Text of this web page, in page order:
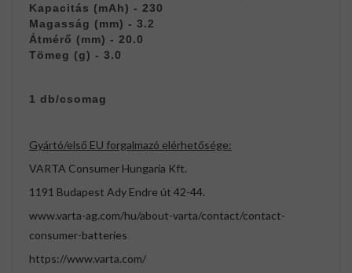
Kapacitás (mAh) - 230
Magasság (mm) - 3.2
Átmérő (mm) - 20.0
Tömeg (g) - 3.0
1 db/csomag
Gyártó/első EU forgalmazó elérhetősége:
VARTA Consumer Hungaria Kft.
1191 Budapest Ady Endre út 42-44.
www.varta-ag.com/hu/about-varta/contact/contact-
consumer-batteries
https://www.varta.com/